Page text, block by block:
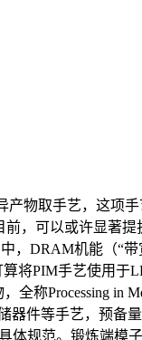
取手艺，这项手
，可以或许显著
，DRAM机能（“
将PIM手艺使用
全称Processing
器件等手艺，预
体规范。锻炼端